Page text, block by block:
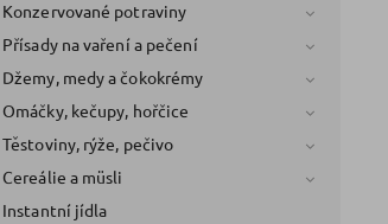
Konzervované potraviny
Přísady na vaření a pečení
Džemy, medy a čokokrémy
Omáčky, kečupy, hořčice
Těstoviny, rýže, pečivo
Cereálie a müsli
Instantní jídla